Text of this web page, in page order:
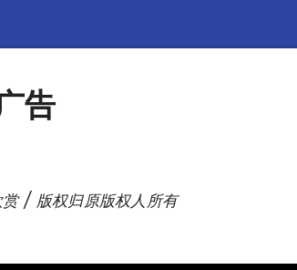
告
赏 / 版权归原版权人所有